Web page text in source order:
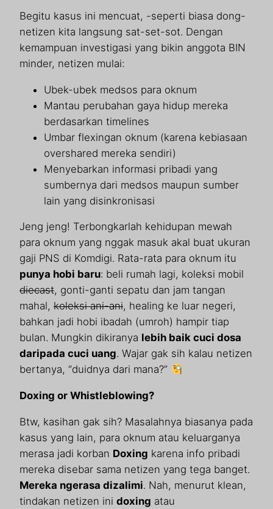
Begitu kasus ini mencuat, -seperti biasa dong-
netizen kita langsung sat-set-sot. Dengan
kemampuan investigasi yang bikin anggota BIN
minder, netizen mulai:
Ubek-ubek medsos para oknum
Mantau perubahan gaya hidup mereka
berdasarkan timelines
Umbar flexingan oknum (karena kebiasaan
overshared mereka sendiri)
Menyebarkan informasi pribadi yang
sumbernya dari medsos maupun sumber
lain yang disinkronisasi
Jeng jeng! Terbongkarlah kehidupan mewah
para oknum yang nggak masuk akal buat ukuran
gaji PNS di Komdigi. Rata-rata para oknum itu
punya hobi baru: beli rumah lagi, koleksi mobil
diecast, gonti-ganti sepatu dan jam tangan
mahal, koleksi ani-ani, healing ke luar negeri,
bahkan jadi hobi ibadah (umroh) hampir tiap
bulan. Mungkin dikiranya lebih baik cuci dosa
daripada cuci uang. Wajar gak sih kalau netizen
bertanya, “duidnya dari mana?”
Doxing or Whistleblowing?
Btw, kasihan gak sih? Masalahnya biasanya pada
kasus yang lain, para oknum atau keluarganya
merasa jadi korban Doxing karena info pribadi
mereka disebar sama netizen yang tega banget.
Mereka ngerasa dizalimi. Nah, menurut klean,
tindakan netizen ini doxing atau